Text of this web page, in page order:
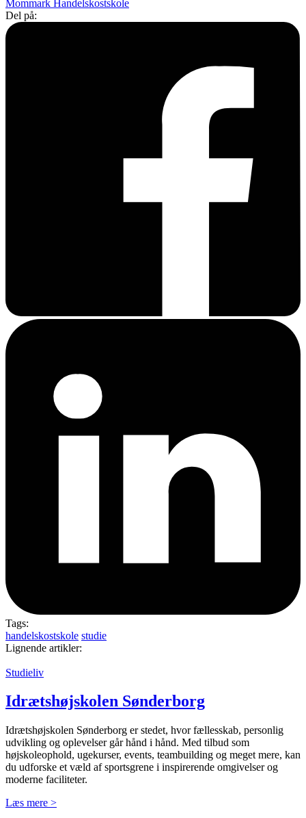
Mommark Handelskostskole
Del på:
Tags:
handelskostskole studie
Lignende artikler:
Studieliv
Idræts­højskolen Sønderborg
Idrætshøjskolen Sønderborg er stedet, hvor fællesskab, personlig
udvikling og oplevelser går hånd i hånd. Med tilbud som
højskoleophold, ugekurser, events, teambuilding og meget mere, kan
du udforske et væld af sportsgrene i inspirerende omgivelser og
moderne faciliteter.
Læs mere >